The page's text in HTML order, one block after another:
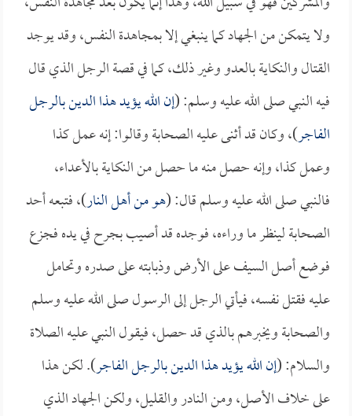
ولا يتمكن من الجهاد كما ينبغي إلا بمجاهدة النفس، وقد يوجد
القتال والنكاية بالعدو وغير ذلك، كما في قصة الرجل الذي قال
فيه النبي صلى الله عليه وسلم: (إن الله يؤيد هذا الدين بالرجل
الفاجر)، وكان قد أثنى عليه الصحابة وقالوا: إنه عمل كذا
وعمل كذا، وإنه حصل منه ما حصل من النكاية بالأعداء،
فالنبي صلى الله عليه وسلم قال: (هو من أهل النار)، فتبعه أحد
الصحابة لينظر ما وراءه، فوجده قد أصيب بجرح في يده فجزع
فوضع أصل السيف على الأرض وذبابته على صدره وتحامل
عليه فقتل نفسه، فيأتي الرجل إلى الرسول صلى الله عليه وسلم
والصحابة ويخبرهم بالذي قد حصل، فيقول النبي عليه الصلاة
والسلام: (إن الله يؤيد هذا الدين بالرجل الفاجر). لكن هذا
على خلاف الأصل، ومن النادر والقليل، ولكن الجهاد الذي